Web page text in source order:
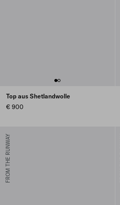
Top aus Shetlandwolle
€ 900
FROM THE RUNWAY